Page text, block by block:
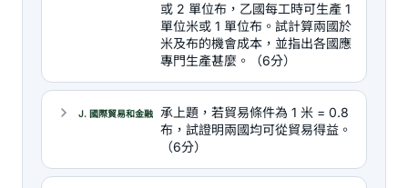
或 2 單位布，乙國每工時可生產 1
單位米或 1 單位布。試計算兩國於
米及布的機會成本，並指出各國應
專門生產甚麼。（6分）
J. 國際貿易和金融
承上題，若貿易條件為 1 米 = 0.8
布，試證明兩國均可從貿易得益。
（6分）